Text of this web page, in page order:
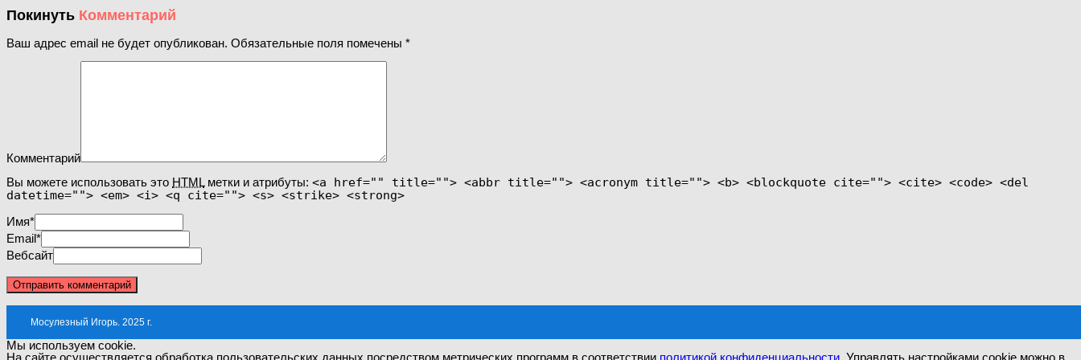
Покинуть Комментарий
Ваш адрес email не будет опубликован. Обязательные поля помечены *
Комментарий
Вы можете использовать это HTMLметки и атрибуты: <a href="" title=""> <abbr title=""> <acronym title=""> <b> <blockquote cite=""> <cite> <code> <del
datetime=""> <em> <i> <q cite=""> <s> <strike> <strong>
Имя*
Email*
Вебсайт
Мосулезный Игорь. 2025 г.
Мы используем cookie.
На сайте осуществляется обработка пользовательских данных посредством метрических программ в соответствии политикой конфиденциальности . Управлять настройками cookie можно в